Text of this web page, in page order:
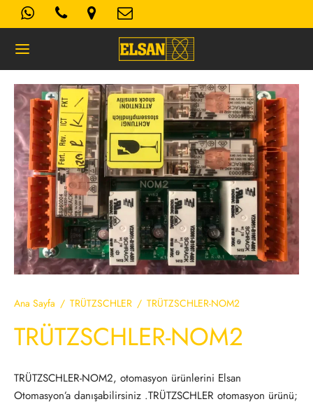
Ana Sayfa / TRÜTZSCHLER / TRÜTZSCHLER-NOM2
TRÜTZSCHLER-NOM2
TRÜTZSCHLER-NOM2, otomasyon ürünlerini Elsan
Otomasyon’a danışabilirsiniz .TRÜTZSCHLER otomasyon ürünü;
Geri
AYDINLATMA METNI
Koşulları
Politikası